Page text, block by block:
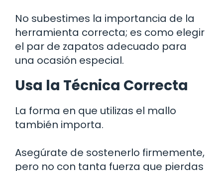
No subestimes la importancia de la
herramienta correcta; es como elegir
el par de zapatos adecuado para
una ocasión especial.
Usa la Técnica Correcta
La forma en que utilizas el mallo
también importa.
Asegúrate de sostenerlo firmemente,
pero no con tanta fuerza que pierdas